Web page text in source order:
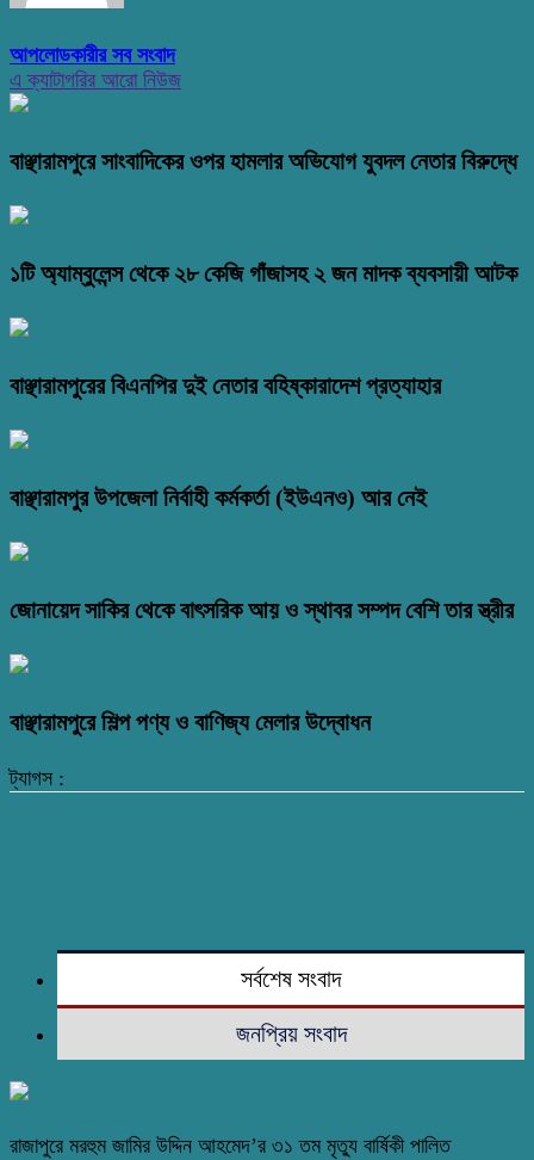
আপলোডকারীর সব সংবাদ
এ ক্যাটাগরির আরো নিউজ
বাঞ্ছারামপুরে সাংবাদিকের ওপর হামলার অভিযোগ যুবদল নেতার বিরুদ্ধে
১টি অ্যাম্বুলেন্স থেকে ২৮ কেজি গাঁজাসহ ২ জন মাদক ব্যবসায়ী আটক
বাঞ্ছারামপুরের বিএনপির দুই নেতার বহিষ্কারাদেশ প্রত্যাহার
বাঞ্ছারামপুর উপজেলা নির্বাহী কর্মকর্তা (ইউএনও) আর নেই
জোনায়েদ সাকির থেকে বাৎসরিক আয় ও স্থাবর সম্পদ বেশি তার স্ত্রীর
বাঞ্ছারামপুরে শিল্প পণ্য ও বাণিজ্য মেলার উদ্বোধন
ট্যাগস :
সর্বশেষ সংবাদ
জনপ্রিয় সংবাদ
রাজাপুরে মরহুম জামির উদ্দিন আহমেদ’র ৩১ তম মৃত্যু বার্ষিকী পালিত